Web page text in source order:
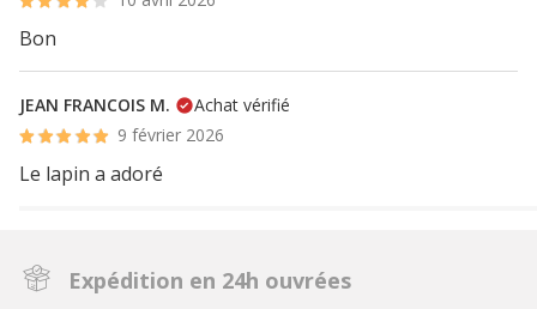
Bon
JEAN FRANCOIS M.
Achat vérifié
9 février 2026
Le lapin a adoré
Expédition en 24h ouvrées